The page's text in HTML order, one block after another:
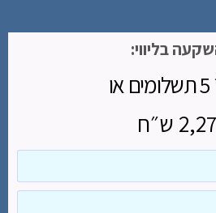
בליווי:
ש״ח